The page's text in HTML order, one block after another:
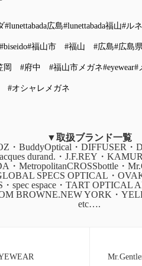
#lunettabada広島#lunettabada福山#ル
#福山市 #福山 #広島#広島
岡 #府中 #福山市メガネ#eyewear#
#オシャレメガネ
▼取扱ブランド一覧
・BuddyOptical・DIFFUSER・
durand.・J.F.REY・
・MetropolitanCROSSbottle・
SPECS OPTICAL・
・spec espace・TART
BROWNE.NEW YORK・
etc….